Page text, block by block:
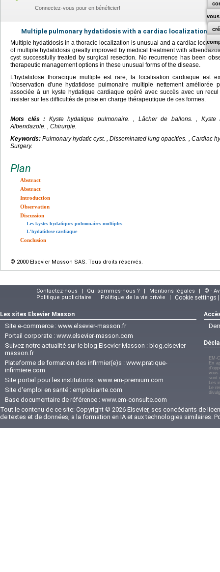
vous
Connectez-vous pour en bénéficier!
Multiple pulmonary hydatidosis with a cardiac localization.
Multiple hydatidosis in a thoracic localization is unusual and a cardiac
of multiple hydatidosis greatly improved by medical treatment with
cyst successfully treated by surgical resection. No recurrence has been
therapeutic management options in these unusual forms of the disease.
L'hydatidose thoracique multiple est rare, la localisation cardiaque est
l'observation d'une hydatidose pulmonaire multiple nettement améliorée
associée à un kyste hydatique cardiaque opéré avec succès avec un
insister sur les difficultés de prise en charge thérapeutique de ces formes.
Mots clés : Kyste hydatique pulmonaire. , Lâcher de ballons. , Kyste
Albendazole. , Chirurgie.
Keywords:Pulmonary hydatic cyst. , Disseminated lung opacities. , Cardiac
Surgery.
Plan
Abstract
Abstract
Introduction
Observation
Discussion
Les kystes hydatiques pulmonaires multiples
L'hydatidose cardiaque
Conclusion
© 2000 Elsevier Masson SAS. Tous droits réservés.
Contactez-nous | Qui sommes-nous ? | Mentions légales |
© -
Politique publicitaire
| Politique de la vie privée | Cookie settings
Les sites Elsevier Masson
Site e-commerce : www.elsevier-masson.fr
Portail corporate : www.elsevier-masson.com
Suivez notre actualité sur le blog Elsevier Masson : blog.elsevier-
masson.fr
Plateforme de formation des infirmier(e)s : www.pratique-
infirmiere.com
Site portail pour les institutions : www.em-premium.com
Site d'emploi en santé : emploisante.com
Base documentaire de référence : www.em-consulte.com
EM-
En
vous
sont
Les
Le
Tout le contenu de ce site: Copyright © 2026 Elsevier, ses concédants de
de textes et de données, a la formation en IA et aux technologies similaires.